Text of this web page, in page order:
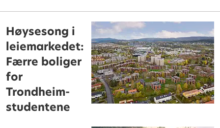
Høysesong i
leiemarkedet:
Færre boliger
for
Trondheim-
studentene